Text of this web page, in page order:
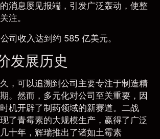
消息屡见报端，引发广泛轰动，使整
注。
司收入达到约 585 亿美元。
发展历史
，可以追溯到公司主要专注于制造精
。然而，多元化对公司至关重要，因
机开辟了制药领域的新赛道。二战
了青霉素的大规模生产，赢得了广泛
十年，辉瑞推出了诸如土霉素